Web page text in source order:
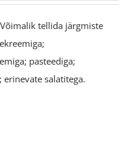
tellida järgmiste
pasteediga;
erinevate salatitega.